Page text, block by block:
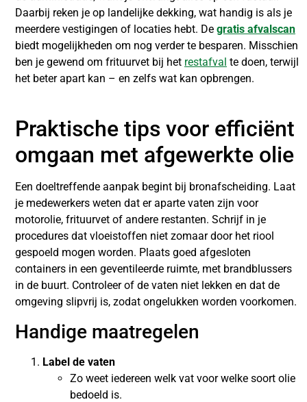
Daarbij reken je op landelijke dekking, wat handig is als je
meerdere vestigingen of locaties hebt. De gratis afvalscan
biedt mogelijkheden om nog verder te besparen. Misschien
ben je gewend om frituurvet bij het restafval te doen, terwijl
het beter apart kan – en zelfs wat kan opbrengen.
Praktische tips voor efficiënt
omgaan met afgewerkte olie
Een doeltreffende aanpak begint bij bronafscheiding. Laat
je medewerkers weten dat er aparte vaten zijn voor
motorolie, frituurvet of andere restanten. Schrijf in je
procedures dat vloeistoffen niet zomaar door het riool
gespoeld mogen worden. Plaats goed afgesloten
containers in een geventileerde ruimte, met brandblussers
in de buurt. Controleer of de vaten niet lekken en dat de
omgeving slipvrij is, zodat ongelukken worden voorkomen.
Handige maatregelen
Label de vaten
Zo weet iedereen welk vat voor welke soort olie
bedoeld is.